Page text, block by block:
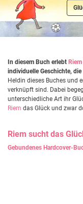
In diesem Buch erlebt Riem
individuelle Geschichte,
Heldin dieses Buches und
verknüpft sind. Dabei
unterschiedliche Art ihr
Riem das Glück und zwar
Riem sucht das
Gebundenes Hardcover-